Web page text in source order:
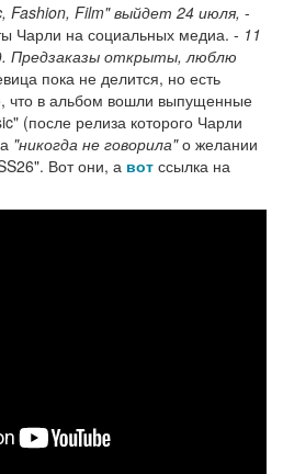
Fashion, Film" выйдет 24 июля, -
Чарли на социальных медиа. - 11
Предзаказы открыты, люблю
пока не делится, но есть
что в альбом вошли выпущенные
(после релиза которого Чарли
"никогда не говорила"о желании
Вот они, а вот ссылка на